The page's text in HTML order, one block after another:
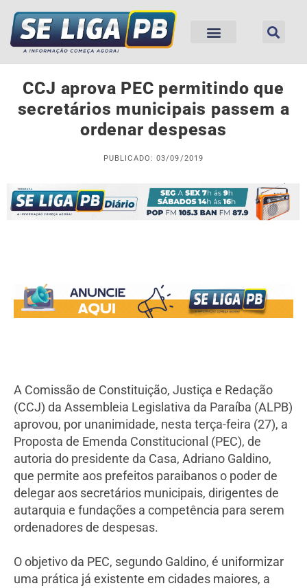
CCJ aprova PEC permitindo que
secretários municipais passem a
ordenar despesas
PUBLICADO: 03/09/2019
A Comissão de Constituição, Justiça e Redação
(CCJ) da Assembleia Legislativa da Paraíba (ALPB)
aprovou, por unanimidade, nesta terça-feira (27), a
Proposta de Emenda Constitucional (PEC), de
autoria do presidente da Casa, Adriano Galdino,
que permite aos prefeitos paraibanos o poder de
delegar aos secretários municipais, dirigentes de
autarquia e fundações a competência para serem
ordenadores de despesas.
O objetivo da PEC, segundo Galdino, é uniformizar
uma prática já existente em cidades maiores, a